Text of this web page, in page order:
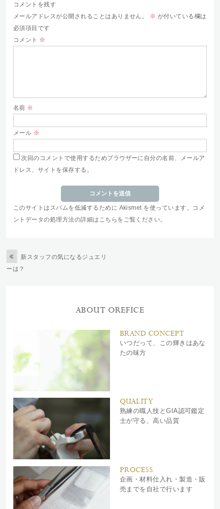
コメントを残す
メールアドレスが公開されることはありません。
※ が付いている欄は
必須項目です
コメント ※
名前 ※
メール ※
次回のコメントで使用するためブラウザーに自分の名前、メールア
ドレス、サイトを保存する。
このサイトはスパムを低減するために Akismet を使っています。
コメ
ントデータの処理方法の詳細はこちらをご覧ください。
新スタッフの気になるジュエリ
ーは？
ABOUT OREFICE
BRAND CONCEPT
いつだって、この輝きはあな
たの味方
QUALITY
熟練の職人技とGIA認可鑑定
士が守る、高い品質
PROCESS
企画・材料仕入れ・製造・販
売までを自社で行います